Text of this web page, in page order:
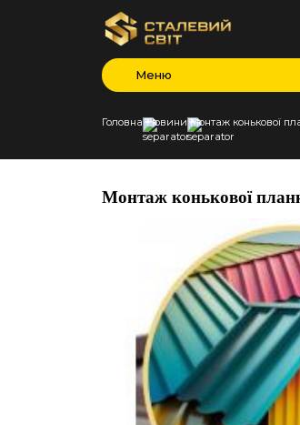
Меню
Головна Новини Монтаж конькової
Монтаж конькової